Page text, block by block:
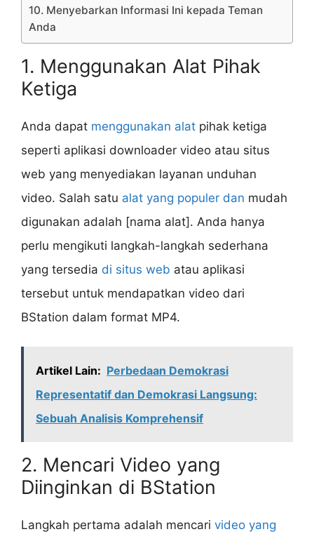
10. Menyebarkan Informasi Ini kepada Teman
Anda
1. Menggunakan Alat Pihak
Ketiga
Anda dapat menggunakan alat pihak ketiga
seperti aplikasi downloader video atau situs
web yang menyediakan layanan unduhan
video. Salah satu alat yang populer dan mudah
digunakan adalah [nama alat]. Anda hanya
perlu mengikuti langkah-langkah sederhana
yang tersedia di situs web atau aplikasi
tersebut untuk mendapatkan video dari
BStation dalam format MP4.
Artikel Lain: Perbedaan Demokrasi
Representatif dan Demokrasi Langsung:
Sebuah Analisis Komprehensif
2. Mencari Video yang
Diinginkan di BStation
Langkah pertama adalah mencari video yang